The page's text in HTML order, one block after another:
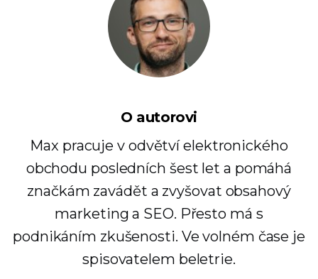
O autorovi
Max pracuje v odvětví elektronického
obchodu posledních šest let a pomáhá
značkám zavádět a zvyšovat obsahový
marketing a SEO. Přesto má s
podnikáním zkušenosti. Ve volném čase je
spisovatelem beletrie.